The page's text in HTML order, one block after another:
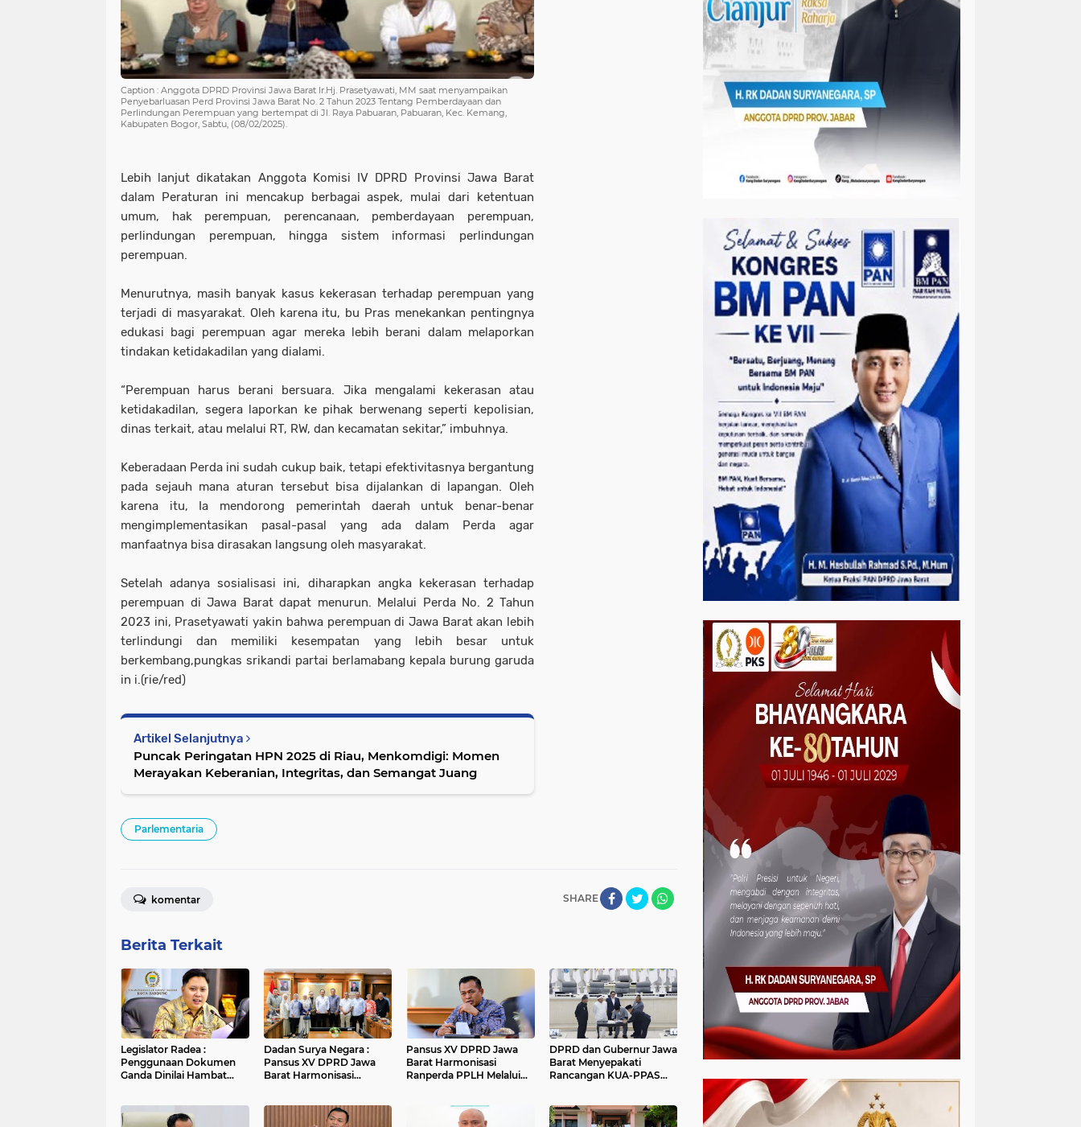
Caption : Anggota DPRD Provinsi Jawa Barat Ir.Hj. Prasetyawati, MM saat menyampaikan
Penyebarluasan Perd Provinsi Jawa Barat No. 2 Tahun 2023 Tentang Pemberdayaan dan
Perlindungan Perempuan yang bertempat di Jl. Raya Pabuaran, Pabuaran, Kec. Kemang,
Kabupaten Bogor, Sabtu, (08/02/2025).
Lebih lanjut dikatakan Anggota Komisi IV DPRD Provinsi Jawa Barat
dalam Peraturan ini mencakup berbagai aspek, mulai dari ketentuan
umum, hak perempuan, perencanaan, pemberdayaan perempuan,
perlindungan perempuan, hingga sistem informasi perlindungan
perempuan.
Menurutnya, masih banyak kasus kekerasan terhadap perempuan yang
terjadi di masyarakat. Oleh karena itu, bu Pras menekankan pentingnya
edukasi bagi perempuan agar mereka lebih berani dalam melaporkan
tindakan ketidakadilan yang dialami.
“Perempuan harus berani bersuara. Jika mengalami kekerasan atau
ketidakadilan, segera laporkan ke pihak berwenang seperti kepolisian,
dinas terkait, atau melalui RT, RW, dan kecamatan sekitar,” imbuhnya.
Keberadaan Perda ini sudah cukup baik, tetapi efektivitasnya bergantung
pada sejauh mana aturan tersebut bisa dijalankan di lapangan. Oleh
karena itu, Ia mendorong pemerintah daerah untuk benar-benar
mengimplementasikan pasal-pasal yang ada dalam Perda agar
manfaatnya bisa dirasakan langsung oleh masyarakat.
Setelah adanya sosialisasi ini, diharapkan angka kekerasan terhadap
perempuan di Jawa Barat dapat menurun. Melalui Perda No. 2 Tahun
2023 ini, Prasetyawati yakin bahwa perempuan di Jawa Barat akan lebih
terlindungi dan memiliki kesempatan yang lebih besar untuk
berkembang,pungkas srikandi partai berlamabang kepala burung garuda
in i.(rie/red)
Artikel Selanjutnya
Puncak Peringatan HPN 2025 di Riau, Menkomdigi: Momen
Merayakan Keberanian, Integritas, dan Semangat Juang
Parlementaria
SHARE
komentar
Berita Terkait
Legislator Radea :
Penggunaan Dokumen
Ganda Dinilai Hambat
Sampah di Kota Bandung
Dadan Surya Negara :
Pansus XV DPRD Jawa
Barat Harmonisasi
Pansus XV DPRD Jawa
Barat Harmonisasi
Ranperda PPLH Melalui
DPRD dan Gubernur Jawa
Barat Menyepakati
Rancangan KUA-PPAS